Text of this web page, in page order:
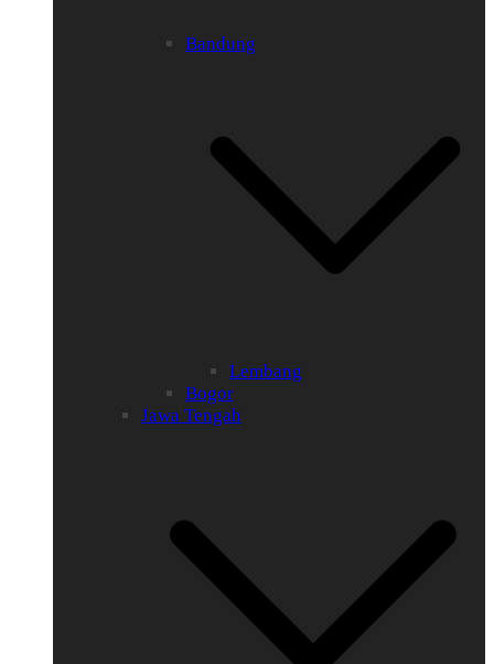
Bandung
Lembang
Bogor
Jawa Tengah